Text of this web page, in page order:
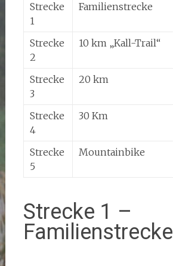
Strecke
1
Familienstrecke
Strecke
2
10 km „Kall-Trail“
Strecke
3
20 km
Strecke
4
30 Km
Strecke
5
Mountainbike
Strecke 1 –
Familienstrecke